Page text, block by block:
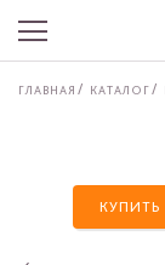
ГЛАВНАЯ КАТАЛОГ
КУПИТЬ